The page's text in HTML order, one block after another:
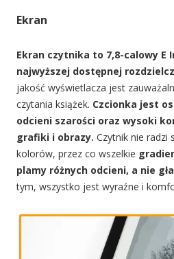
Ekran
Ekran czytnika to 7,8-calowy E
najwyższej dostępnej
jakość wyświetlacza jest
czytania książek. Czcionka jest
odcieni szarości oraz wysoki
grafiki i obrazy. Czytnik nie radzi
kolorów, przez co wszelkie
plamy różnych odcieni, a nie
tym, wszystko jest wyraźne i